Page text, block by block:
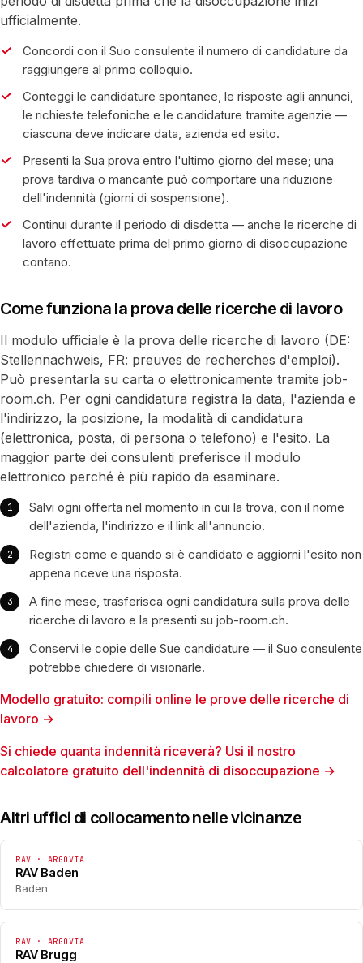
ufficialmente.
Concordi con il Suo consulente il numero di candidature da
raggiungere al primo colloquio.
Conteggi le candidature spontanee, le risposte agli annunci,
le richieste telefoniche e le candidature tramite agenzie —
ciascuna deve indicare data, azienda ed esito.
Presenti la Sua prova entro l'ultimo giorno del mese; una
prova tardiva o mancante può comportare una riduzione
dell'indennità (giorni di sospensione).
Continui durante il periodo di disdetta — anche le ricerche di
lavoro effettuate prima del primo giorno di disoccupazione
contano.
Come funziona la prova delle ricerche di lavoro
Il modulo ufficiale è la prova delle ricerche di lavoro (DE:
Stellennachweis, FR: preuves de recherches d'emploi).
Può presentarla su carta o elettronicamente tramite job-
room.ch. Per ogni candidatura registra la data, l'azienda e
l'indirizzo, la posizione, la modalità di candidatura
(elettronica, posta, di persona o telefono) e l'esito. La
maggior parte dei consulenti preferisce il modulo
elettronico perché è più rapido da esaminare.
Salvi ogni offerta nel momento in cui la trova, con il nome
dell'azienda, l'indirizzo e il link all'annuncio.
Registri come e quando si è candidato e aggiorni l'esito non
appena riceve una risposta.
A fine mese, trasferisca ogni candidatura sulla prova delle
ricerche di lavoro e la presenti su job-room.ch.
Conservi le copie delle Sue candidature — il Suo consulente
potrebbe chiedere di visionarle.
Modello gratuito: compili online le prove delle ricerche di
lavoro →
Si chiede quanta indennità riceverà? Usi il nostro
calcolatore gratuito dell'indennità di disoccupazione →
Altri uffici di collocamento nelle vicinanze
RAV · ARGOVIA
RAV Baden
Baden
RAV · ARGOVIA
RAV Brugg